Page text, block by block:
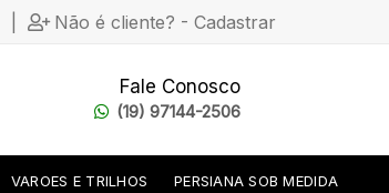
Não é cliente? - Cadastrar
Fale Conosco
(19) 97144-2506
VAROES E TRILHOS PERSIANA SOB MEDIDA